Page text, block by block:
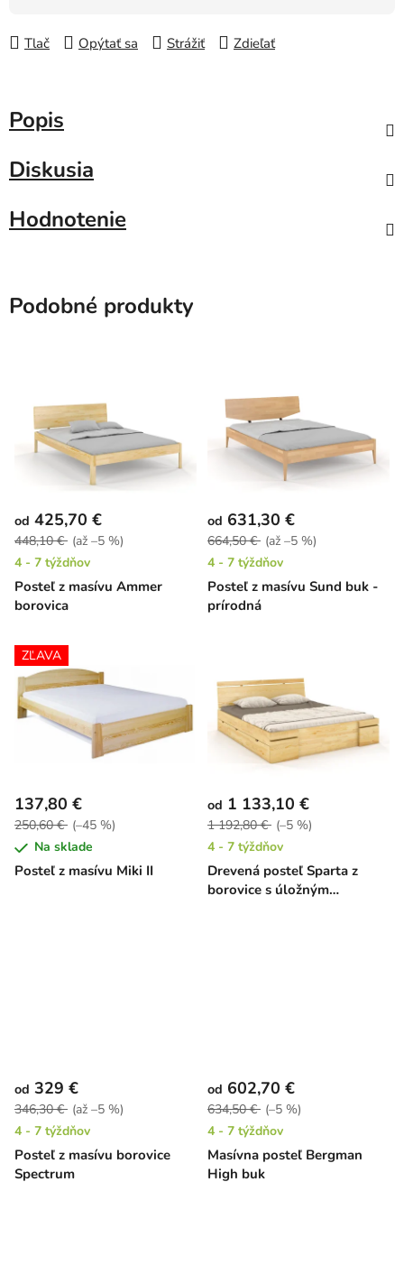
Tlač Opýtať sa Strážiť Zdieľať
Popis
Diskusia
Hodnotenie
Podobné produkty
Posteľ z masívu Ammer
borovica
od 425,70 €
448,10 € (až –5 %)
4 - 7 týždňov
Posteľ z masívu Sund buk -
prírodná
od 631,30 €
664,50 € (až –5 %)
4 - 7 týždňov
ZĽAVA
Posteľ z masívu Miki II
137,80 €
250,60 € (–45 %)
Na sklade
Drevená posteľ Sparta z
borovice s úložným
od 1 133,10 €
1 192,80 € (–5 %)
4 - 7 týždňov
Posteľ z masívu borovice
Spectrum
od 329 €
346,30 € (až –5 %)
4 - 7 týždňov
Masívna posteľ Bergman
High buk
od 602,70 €
634,50 € (–5 %)
4 - 7 týždňov